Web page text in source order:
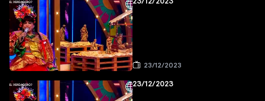
23/12/2023
23/12/2023
23/12/2023